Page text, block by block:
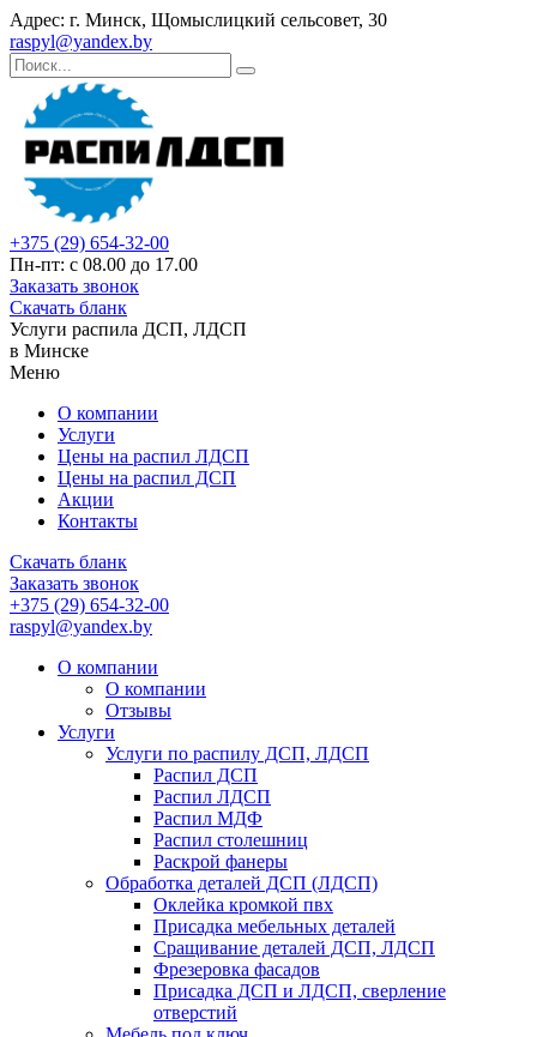
Адрес: г. Минск, Щомыслицкий сельсовет, 30
raspyl@yandex.by
+375 (29) 654-32-00
Пн-пт: с 08.00 до 17.00
Заказать звонок
Скачать бланк
Услуги распила ДСП, ЛДСП
в Минске
Меню
О компании
Услуги
Цены на распил ЛДСП
Цены на распил ДСП
Акции
Контакты
Скачать бланк
Заказать звонок
+375 (29) 654-32-00
raspyl@yandex.by
О компании
О компании
Отзывы
Услуги
Услуги по распилу ДСП, ЛДСП
Распил ДСП
Распил ЛДСП
Распил МДФ
Распил столешниц
Раскрой фанеры
Обработка деталей ДСП (ЛДСП)
Оклейка кромкой пвх
Присадка мебельных деталей
Сращивание деталей ДСП, ЛДСП
Фрезеровка фасадов
Присадка ДСП и ЛДСП, сверление
отверстий